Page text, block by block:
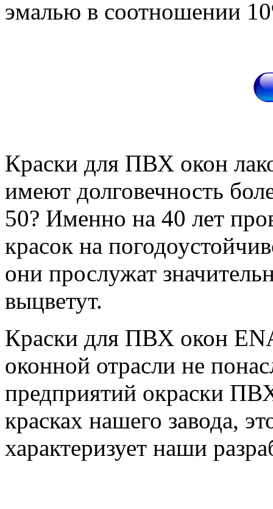
эмалью в соотношении
Краски для ПВХ окон
имеют долговечность
50? Именно на 40 лет
красок на
они прослужат
выцветут.
Краски для ПВХ окон
оконной отрасли не
предприятий окраски
красках нашего завода,
характеризует наши